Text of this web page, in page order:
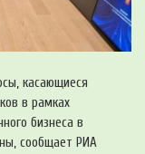
касающиеся
в рамках
бизнеса в
сообщает РИА